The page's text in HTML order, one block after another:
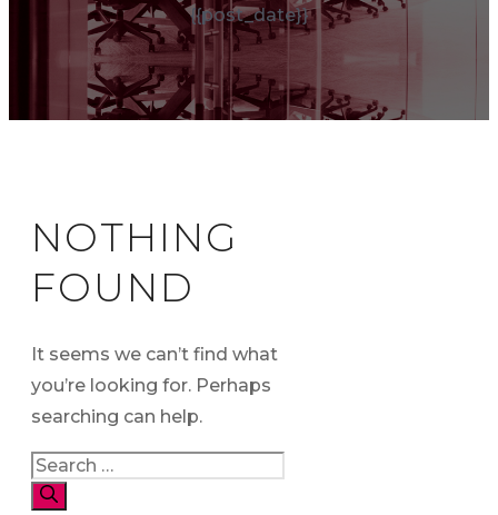
{{post_date}}
NOTHING
FOUND
It seems we can’t find what
you’re looking for. Perhaps
searching can help.
Search
for: